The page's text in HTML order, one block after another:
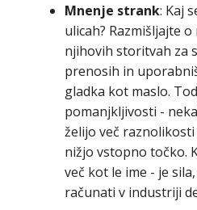
Mnenje strank: Kaj
ulicah? Razmišljajte
njihovih storitvah za
prenosih in
gladka kot maslo.
pomanjkljivosti -
želijo več
nižjo vstopno točko.
več kot le ime - je
računati v industriji